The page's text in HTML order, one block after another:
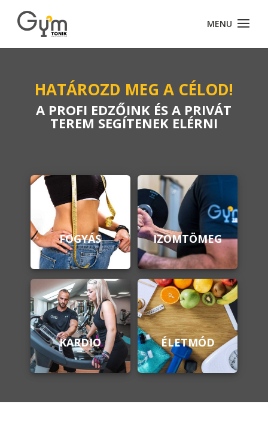
HATÁROZD MEG A CÉLOD!
A PROFI EDZŐINK ÉS A PRIVÁT
TEREM SEGÍTENEK ELÉRNI
FOGYÁS IZOMTÖMEG
KARDIO ÉLETMÓD